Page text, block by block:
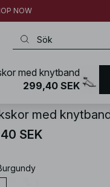
NOW
/ Högklackade skor
med
SEK
med knytband
299,40 SEK